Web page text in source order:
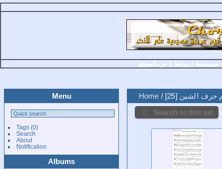
موسيقية |روابط عن الموقع
Menu
Tags(0)
Search
About
Notification
Albums
Home / حرف الشين 25
Search in this set